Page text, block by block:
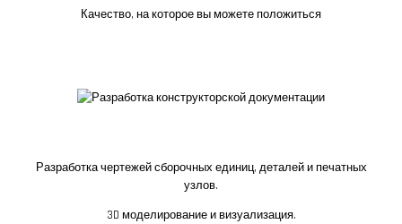
Качество, на которое вы можете положиться
Разработка чертежей сборочных единиц, деталей и печатных
узлов.
3D моделирование и визуализация.